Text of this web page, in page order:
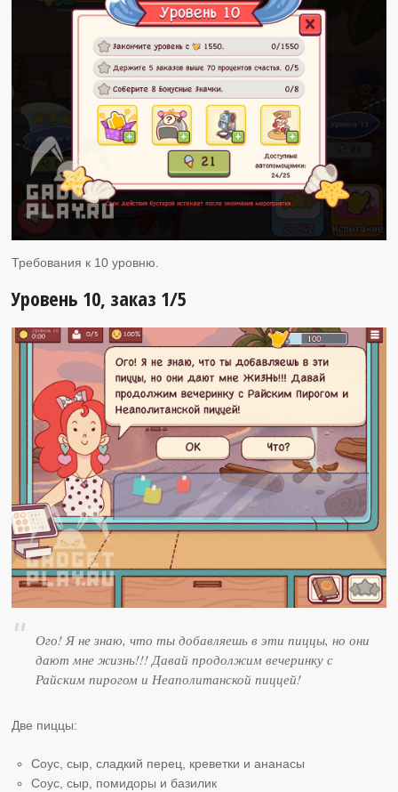
Требования к 10 уровню.
Уровень 10, заказ 1/5
Ого! Я не знаю, что ты добавляешь в эти пиццы, но они
дают мне жизнь!!! Давай продолжим вечеринку с
Райским пирогом и Неаполитанской пиццей!
Две пиццы:
Соус, сыр, сладкий перец, креветки и ананасы
Соус, сыр, помидоры и базилик